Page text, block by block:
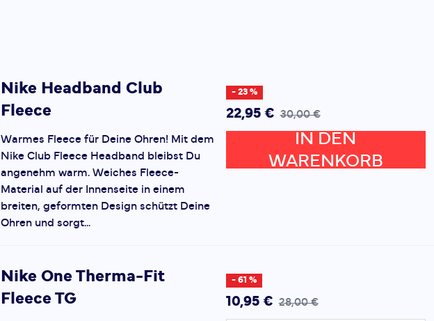
Nike Headband Club
Fleece
- 23 %
22,95 € 30,00 €
Warmes Fleece für Deine Ohren! Mit dem
Nike Club Fleece Headband bleibst Du
angenehm warm. Weiches Fleece-
Material auf der Innenseite in einem
breiten, geformten Design schützt Deine
Ohren und sorgt...
IN DEN
WARENKORB
Nike One Therma-Fit
Fleece TG
- 61 %
10,95 € 28,00 €